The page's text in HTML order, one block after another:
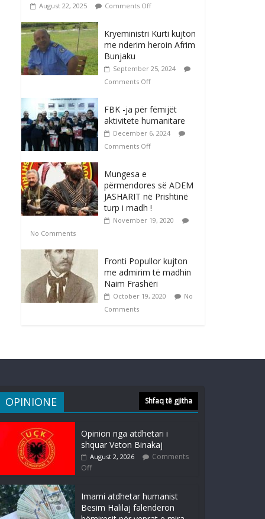
August 22, 2025 Comments Off
Kryeministri Kurti kujton
me nderim heroin Afrim
Bunjaku
September 25, 2024
Comments Off
FBK -ja për fëmijët
aktivitete humanitare
December 6, 2024
Comments Off
Mungesa e
përmendores së ADEM
JASHARIT në Prishtinë
turp i madh !
November 19, 2020
No Comments
Fronti Popullor kujton
me admirim të madhin
Naim Frashëri
October 19, 2020
No
Comments
OPINIONE Shfaq të gjitha
Opinion nga atdhetari i
shquar Veton Binakaj
August 2, 2026
Comments
Off
Imami atdhetar humanist
Besim Halilaj falenderon